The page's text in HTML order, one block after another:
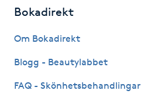
Huduppstramning
Hudvård
Bokadirekt
Om Bokadirekt
Blogg - Beautylabbet
FAQ - Skönhetsbehandlingar